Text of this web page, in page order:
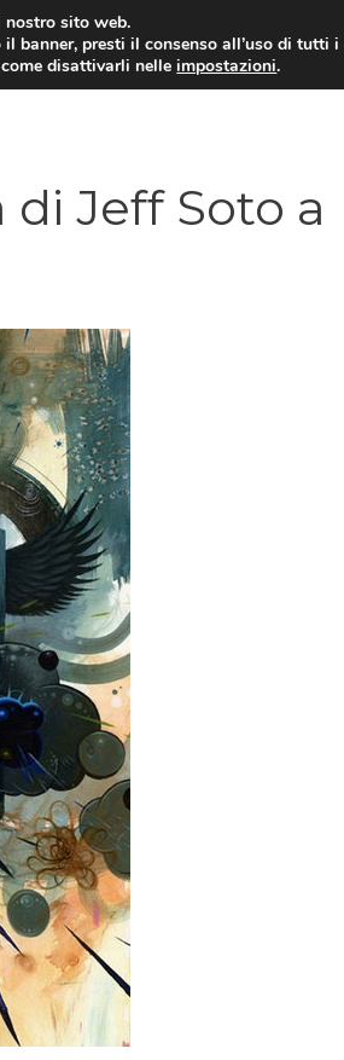
Jeff Soto a
sito web.
banner, presti il consenso all’uso di tutti i
disattivarli nelleimpostazioni.